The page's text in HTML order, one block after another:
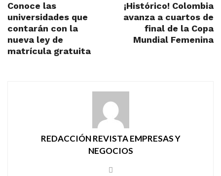
Conoce las
universidades que
contarán con la
nueva ley de
matrícula gratuita
¡Histórico! Colombia
avanza a cuartos de
final de la Copa
Mundial Femenina
REDACCIÓN REVISTA EMPRESAS Y
NEGOCIOS